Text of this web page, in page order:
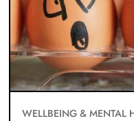
WELLBEING & MENTAL